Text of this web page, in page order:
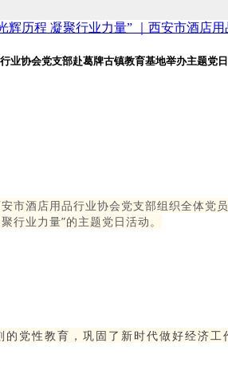
辉历程 凝聚行业力量” ｜西安市酒店
业协会党支部赴葛牌古镇教育基地举办主题党
市酒店用品行业协会党支部组织全体
行业力量”的主题党日活动。
党性教育，巩固了新时代做好经济工